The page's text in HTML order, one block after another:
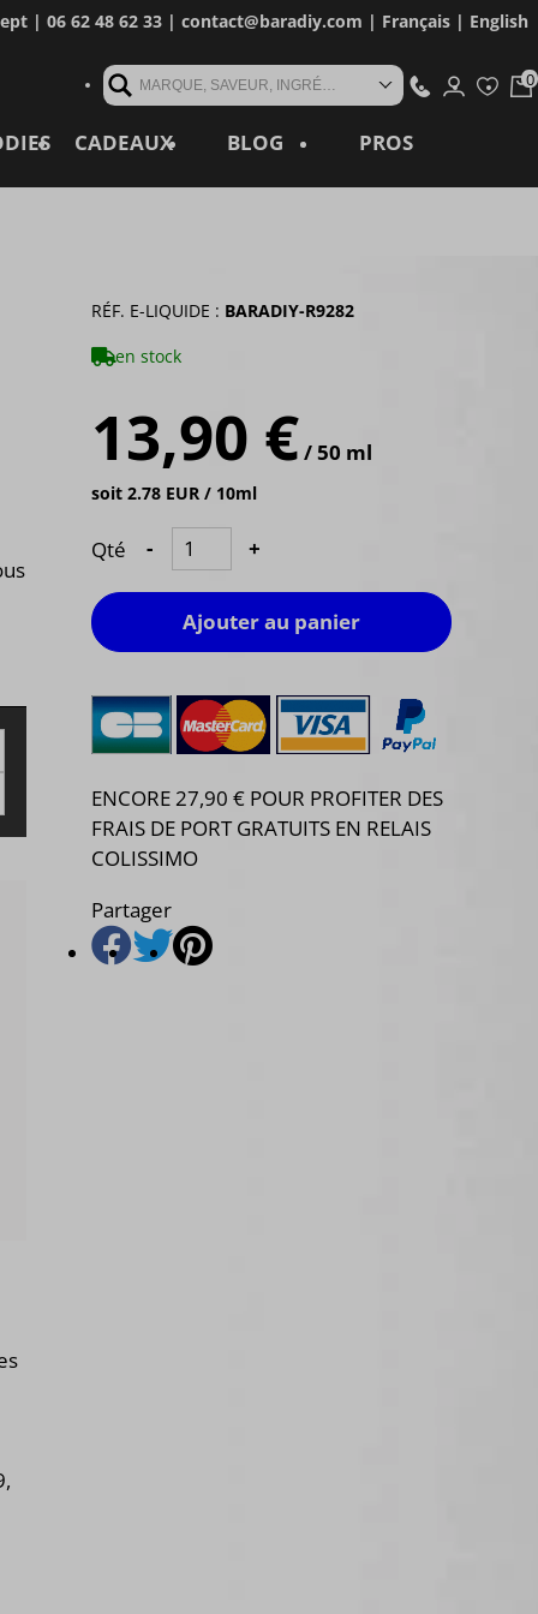
| 06 62 48 62 33 | contact@baradiy.com | Français| English
MARQUE, SAVEUR, INGRÉDIENT, RÉFÉRENCE, MOT CLÉ...
CADEAUX BLOG PROS
RÉF. E-LIQUIDE : BARADIY-R9282
en stock
13,90 €/ 50 ml
soit 2.78 EUR / 10ml
Qté - +
Ajouter au panier
ENCORE 27,90 € POUR PROFITER DES
FRAIS DE PORT GRATUITS EN RELAIS
COLISSIMO
Partager